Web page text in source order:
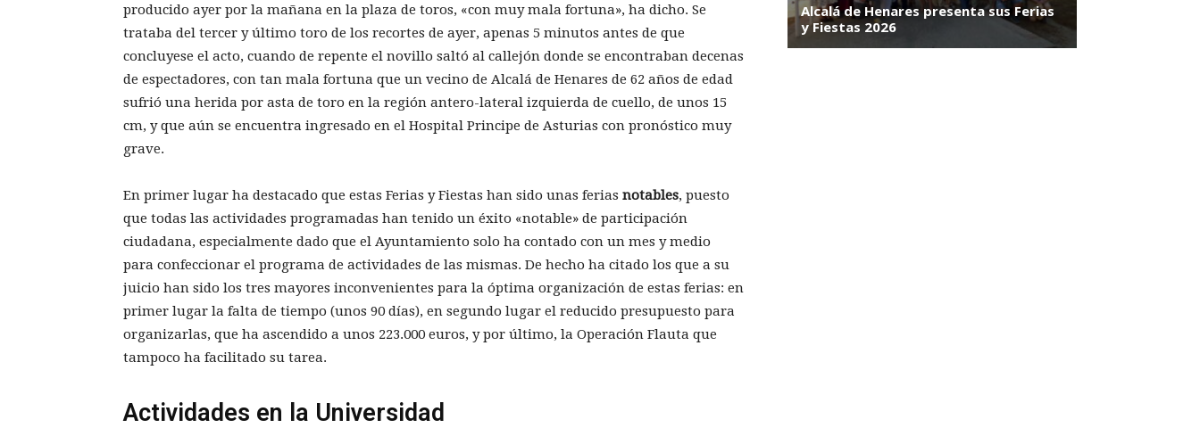
producido ayer por la mañana en la plaza de toros, «con muy mala fortuna», ha dicho. Se
trataba del tercer y último toro de los recortes de ayer, apenas 5 minutos antes de que
concluyese el acto, cuando de repente el novillo saltó al callejón donde se encontraban decenas
de espectadores, con tan mala fortuna que un vecino de Alcalá de Henares de 62 años de edad
sufrió una herida por asta de toro en la región antero-lateral izquierda de cuello, de unos 15
cm, y que aún se encuentra ingresado en el Hospital Principe de Asturias con pronóstico muy
grave.
En primer lugar ha destacado que estas Ferias y Fiestas han sido unas ferias notables, puesto
que todas las actividades programadas han tenido un éxito «notable» de participación
ciudadana, especialmente dado que el Ayuntamiento solo ha contado con un mes y medio
para confeccionar el programa de actividades de las mismas. De hecho ha citado los que a su
juicio han sido los tres mayores inconvenientes para la óptima organización de estas ferias: en
primer lugar la falta de tiempo (unos 90 días), en segundo lugar el reducido presupuesto para
organizarlas, que ha ascendido a unos 223.000 euros, y por último, la Operación Flauta que
tampoco ha facilitado su tarea.
Actividades en la Universidad